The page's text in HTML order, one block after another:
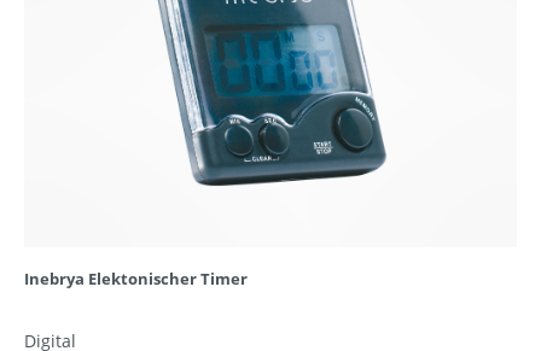
Inebrya Elektonischer Timer
Digital